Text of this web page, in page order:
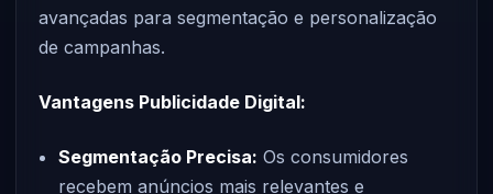
avançadas para segmentação e personalização
de campanhas.
Vantagens Publicidade Digital:
Segmentação Precisa: Os consumidores
recebem anúncios mais relevantes e